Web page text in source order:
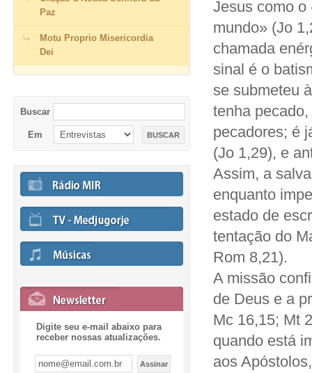
Jesus como o
mundo» (Jo
chamada
sinal é o
se submeteu
tenha
pecadores; é
(Jo 1,29), e
Assim, a
enquanto
estado de
tentação do
Rom 8,21).
A missão
de Deus e a
Mc 16,15; Mt
quando está
aos
Paz
Motu Proprio Misericordia
Dei
Buscar
Em
Digite seu e-mail abaixo para
receber nossas atualizações.